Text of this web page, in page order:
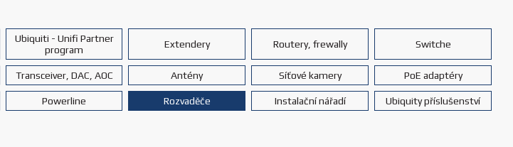
Ubiquiti - Unifi Partner
program
Extendery Routery, frewally Switche
Transceiver, DAC, AOC Antény Síťové kamery PoE adaptéry
Powerline Rozvaděče Instalační nářadí Ubiquity příslušenství